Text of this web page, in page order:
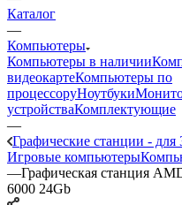
Каталог
—
Компьютеры
Компьютеры в наличии
видеокартеКомпьютеры по
процессоруНоутбуки
устройстваКомплектующие
—
Графические станции -
Игровые компьютеры
—Графическая станция
6000 24Gb